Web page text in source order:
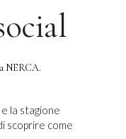
NERCA.
la stagione
scoprire come